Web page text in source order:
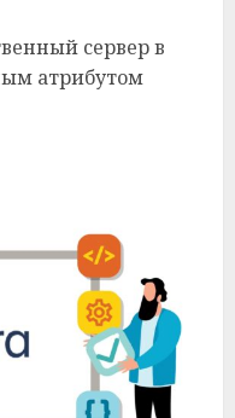
сервер в
атрибутом